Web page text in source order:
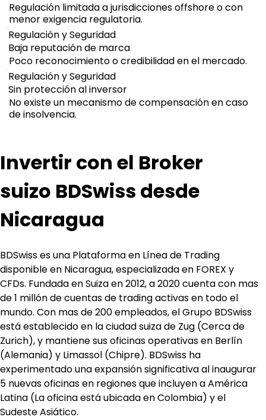
Regulación limitada a jurisdicciones offshore o con
menor exigencia regulatoria.
Regulación y Seguridad
Baja reputación de marca
Poco reconocimiento o credibilidad en el mercado.
Regulación y Seguridad
Sin protección al inversor
No existe un mecanismo de compensación en caso
de insolvencia.
Invertir con el Broker
suizo BDSwiss desde
Nicaragua
BDSwiss es una Plataforma en Línea de Trading
disponible en Nicaragua, especializada en FOREX y
CFDs. Fundada en Suiza en 2012, a 2020 cuenta con mas
de 1 millón de cuentas de trading activas en todo el
mundo. Con mas de 200 empleados, el Grupo BDSwiss
está establecido en la ciudad suiza de Zug (Cerca de
Zurich), y mantiene sus oficinas operativas en Berlín
(Alemania) y Limassol (Chipre). BDSwiss ha
experimentado una expansión significativa al inaugurar
5 nuevas oficinas en regiones que incluyen a América
Latina (La oficina está ubicada en Colombia) y el
Sudeste Asiático.